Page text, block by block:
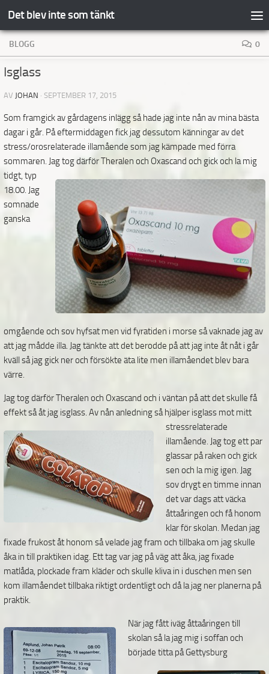
Hoppa till innehåll
Det blev inte som tänkt
BLOGG 0
Isglass
AV JOHAN · SEPTEMBER 17, 2015
Som framgick av gårdagens inlägg så hade jag inte nån av mina bästa
dagar i går. På eftermiddagen fick jag dessutom känningar av det
stress/orosrelaterade illamående som jag kämpade med förra
sommaren. Jag tog därför Theralen och Oxascand och gick och la mig
tidgt, typ
18.00. Jag
somnade
ganska
omgående och sov hyfsat men vid fyratiden i morse så vaknade jag av
att jag mådde illa. Jag tänkte att det berodde på att jag inte åt nåt i går
kväll så jag gick ner och försökte äta lite men illamåendet blev bara
värre.
Jag tog därför Theralen och Oxascand och i väntan på att det skulle få
effekt så åt jag isglass. Av nån anledning så hjälper isglass mot mitt
stressrelaterade
illamående. Jag tog ett par
glassar på raken och gick
sen och la mig igen. Jag
sov drygt en timme innan
det var dags att väcka
åttaåringen och få honom
klar för skolan. Medan jag
fixade frukost åt honom så velade jag fram och tillbaka om jag skulle
åka in till praktiken idag. Ett tag var jag på väg att åka, jag fixade
matlåda, plockade fram kläder och skulle kliva in i duschen men sen
kom illamåendet tillbaka riktigt ordentligt och då la jag ner planerna på
praktik.
När jag fått iväg åttaåringen till
skolan så la jag mig i soffan och
började titta på Gettysburg